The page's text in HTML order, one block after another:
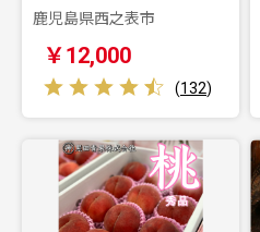
鹿児島県西之表市
￥12,000
(132)